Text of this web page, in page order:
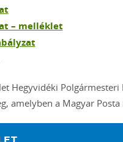
– melléklet
Hegyvidéki
amelyben a Magyar